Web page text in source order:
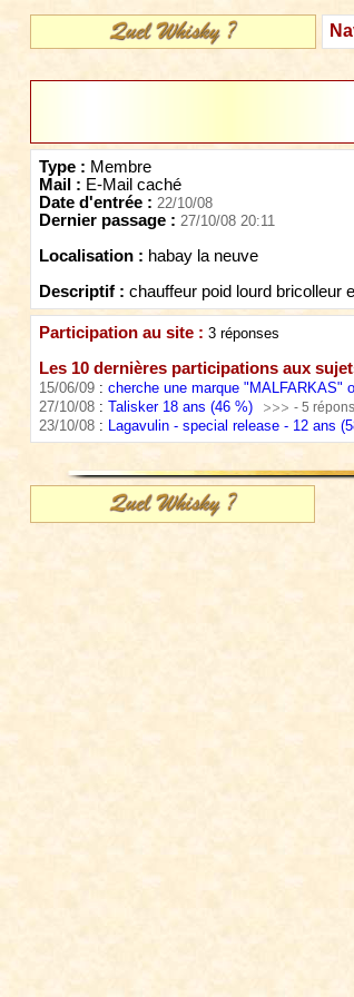
Type : Membre
Mail : E-Mail caché
Date d'entrée : 22/10/08
Dernier passage : 27/10/08 20:11
Localisation : habay la neuve
Descriptif : chauffeur poid lourd bricolleur
Participation au site : 3 réponses
Les 10 dernières participations aux
15/06/09: cherche une marque "MALFARKAS"
27/10/08: Talisker 18 ans (46 %) - 5
23/10/08: Lagavulin - special release - 12 ans